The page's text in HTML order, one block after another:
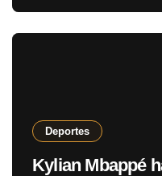
Deportes
Kylian Mbappé